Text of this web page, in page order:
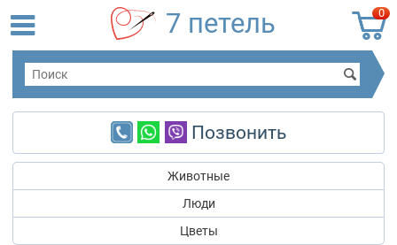
0
7 петель
Позвонить
Животные
Люди
Цветы